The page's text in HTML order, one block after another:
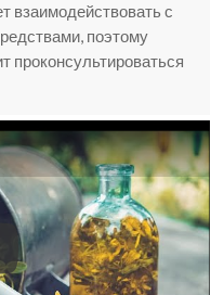
взаимодействовать с
поэтому
проконсультироваться